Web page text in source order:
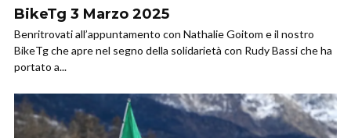
BikeTg 3 Marzo 2025
Benritrovati all’appuntamento con Nathalie Goitom e il nostro
BikeTg che apre nel segno della solidarietà con Rudy Bassi che ha
portato a...